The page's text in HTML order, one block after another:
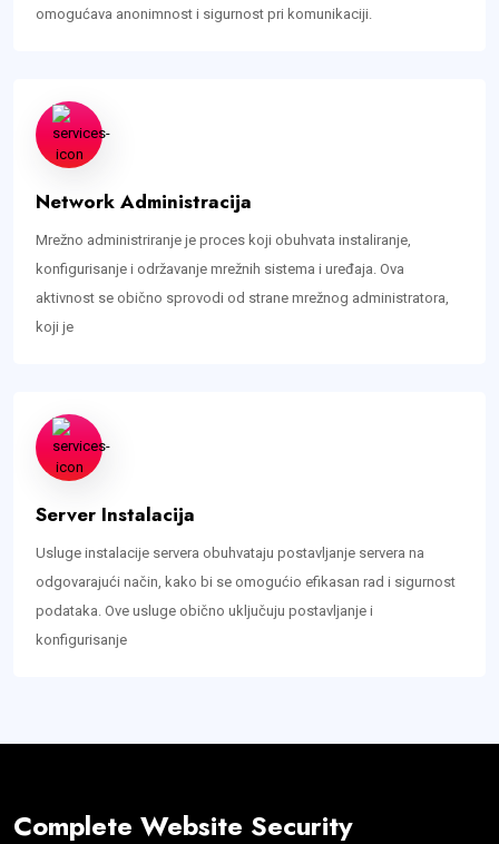
omogućava anonimnost i sigurnost pri komunikaciji.
Network Administracija
Mrežno administriranje je proces koji obuhvata instaliranje,
konfigurisanje i održavanje mrežnih sistema i uređaja. Ova
aktivnost se obično sprovodi od strane mrežnog administratora,
koji je
Server Instalacija
Usluge instalacije servera obuhvataju postavljanje servera na
odgovarajući način, kako bi se omogućio efikasan rad i sigurnost
podataka. Ove usluge obično uključuju postavljanje i
konfigurisanje
Complete Website Security